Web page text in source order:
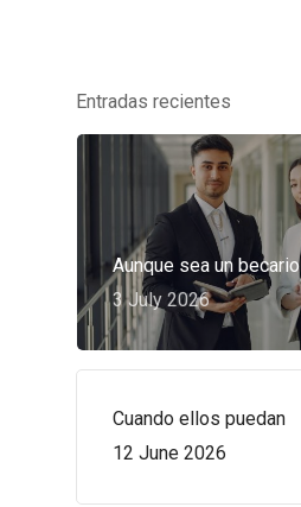
Entradas recientes
Aunque sea un becario
3 July 2026
Cuando ellos puedan
12 June 2026